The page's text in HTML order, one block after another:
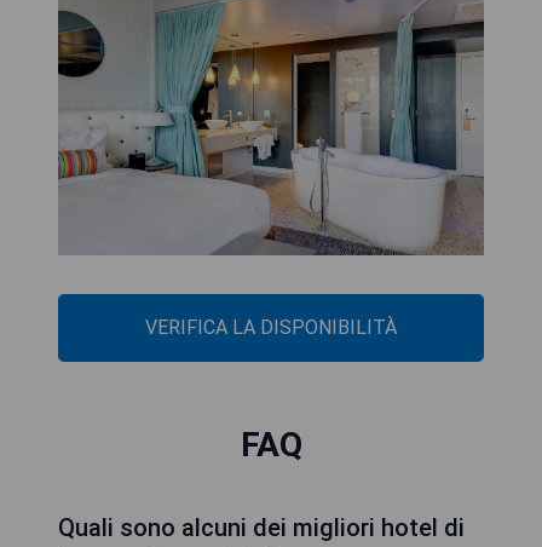
VERIFICA LA DISPONIBILITÀ
FAQ
Quali sono alcuni dei migliori hotel di